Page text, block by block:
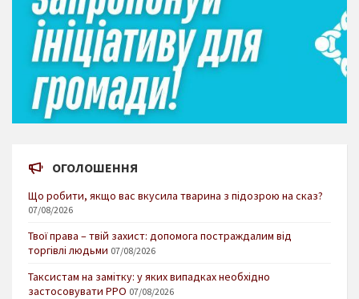
ОГОЛОШЕННЯ
Що робити, якщо вас вкусила тварина з підозрою на сказ?
07/08/2026
Твої права – твій захист: допомога постраждалим від
торгівлі людьми 07/08/2026
Таксистам на замітку: у яких випадках необхідно
застосовувати РРО 07/08/2026